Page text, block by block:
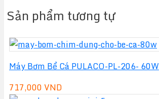
Sản phẩm tương tự
Máy Bơm Bể Cá PULACO-PL-206- 60W
717,000VND